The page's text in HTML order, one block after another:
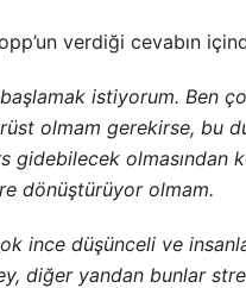
verdiği cevabın
istiyorum. Ben
olmam gerekirse, bu
gidebilecek olmasından
dönüştürüyor olmam.
ince düşünceli ve
diğer yandan bunlar